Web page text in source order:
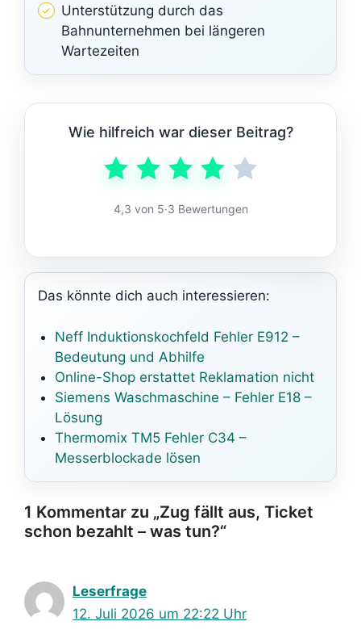
Unterstützung durch das
Bahnunternehmen bei längeren
Wartezeiten
Wie hilfreich war dieser Beitrag?
4,3 von 5·3 Bewertungen
Das könnte dich auch interessieren:
Neff Induktionskochfeld Fehler E912 –
Bedeutung und Abhilfe
Online-Shop erstattet Reklamation nicht
Siemens Waschmaschine – Fehler E18 –
Lösung
Thermomix TM5 Fehler C34 –
Messerblockade lösen
1 Kommentar zu „Zug fällt aus, Ticket
schon bezahlt – was tun?“
Leserfrage
12. Juli 2026 um 22:22 Uhr